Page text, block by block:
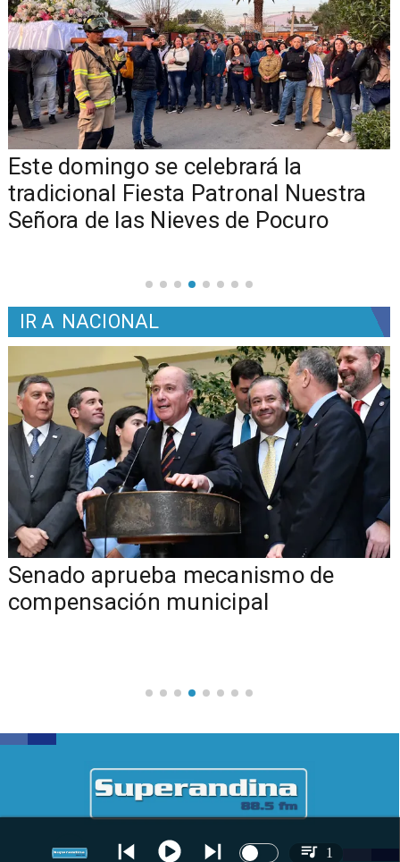
Este domingo se celebrará la
tradicional Fiesta Patronal Nuestra
Señora de las Nieves de Pocuro
IR A NACIONAL
Senado aprueba mecanismo de
compensación municipal
1